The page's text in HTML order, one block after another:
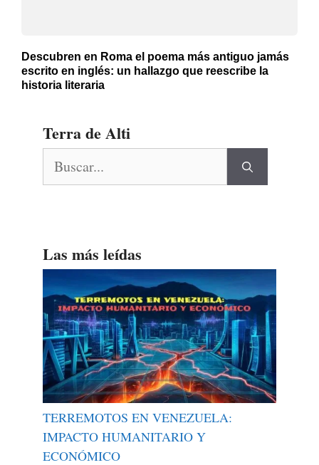
Descubren en Roma el poema más antiguo jamás
escrito en inglés: un hallazgo que reescribe la
historia literaria
Terra de Alti
Las más leídas
TERREMOTOS EN VENEZUELA:
IMPACTO HUMANITARIO Y
ECONÓMICO